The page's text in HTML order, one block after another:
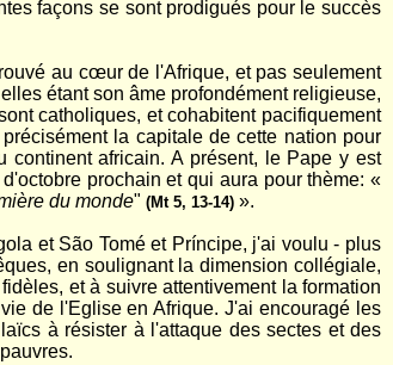
façons se sont prodigués pour le succès
au cœur de l'Afrique, et pas seulement
étant son âme profondément religieuse,
catholiques, et cohabitent pacifiquement
la capitale de cette nation pour
continent africain. A présent, le Pape y est
prochain et qui aura pour thème: «
du monde" (Mt 5, 13-14) ».
et São Tomé et Príncipe, j'ai voulu - plus
en soulignant la dimension collégiale,
et à suivre attentivement la formation
de l'Eglise en Afrique. J'ai encouragé les
à résister à l'attaque des sectes et des